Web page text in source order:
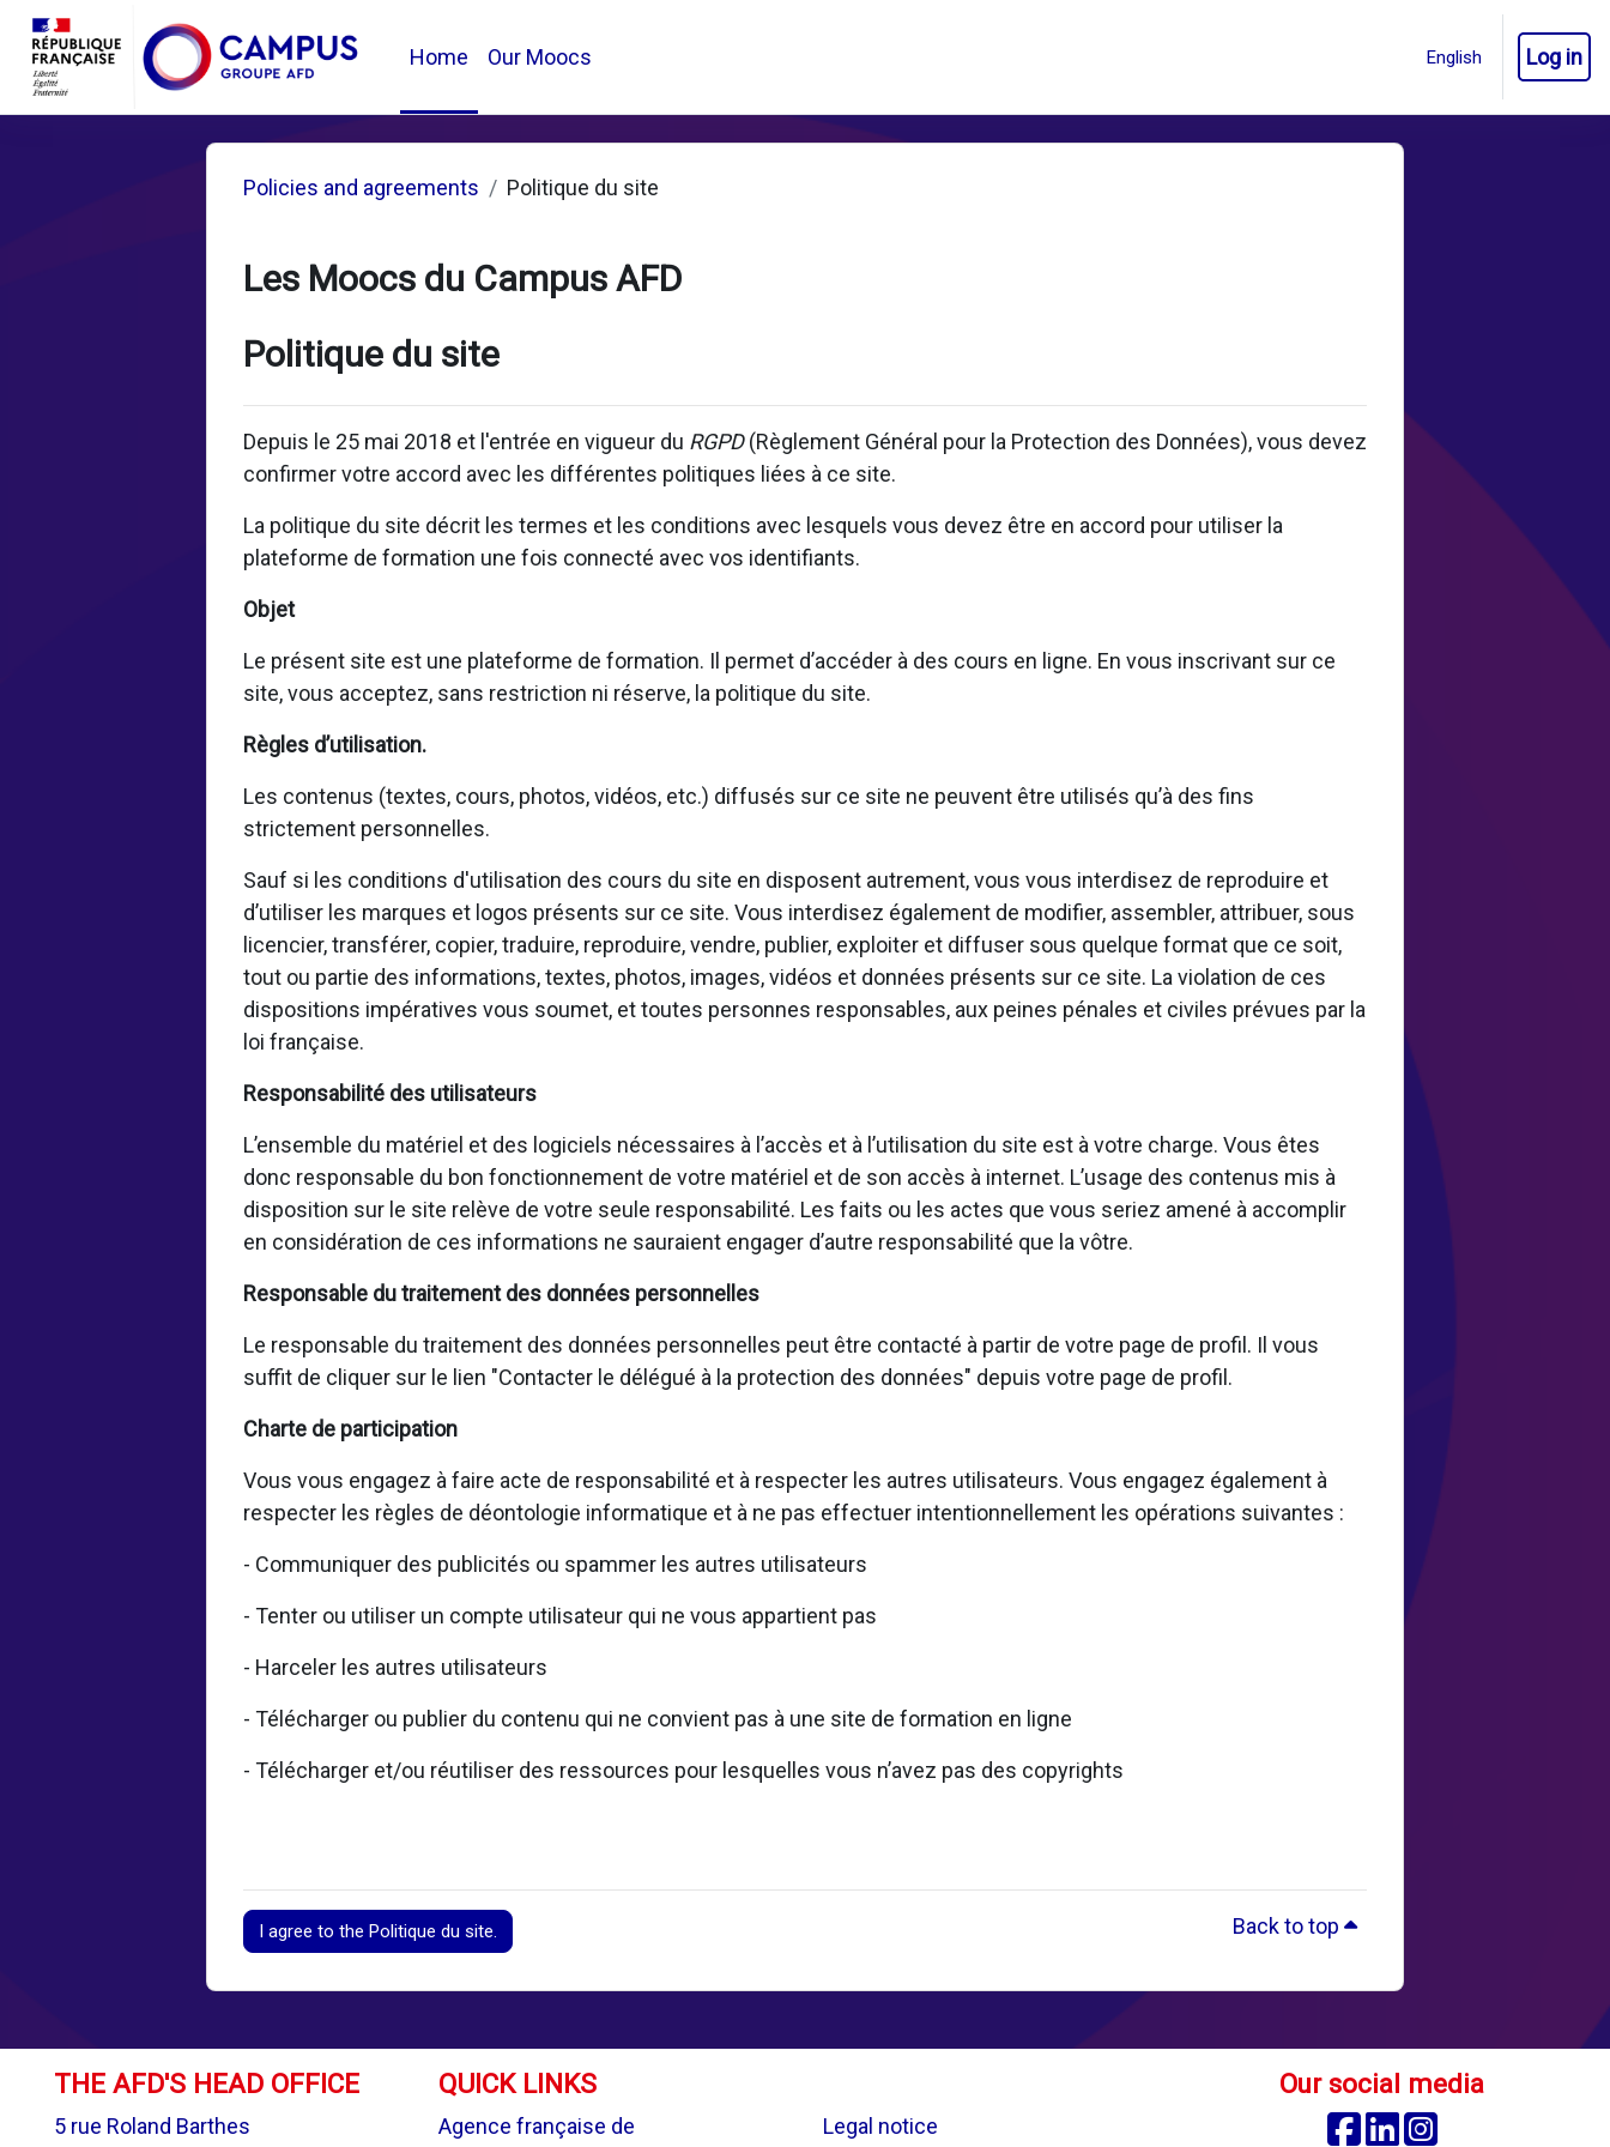
Skip to main content
Home
Our Moocs Log in
Policies and agreements Politique du site
Les Moocs du Campus AFD
Politique du site
Depuis le 25 mai 2018 et l'entrée en vigueur du RGPD(Règlement Général pour la Protection des Données), vous devez
confirmer votre accord avec les différentes politiques liées à ce site.
La politique du site décrit les termes et les conditions avec lesquels vous devez être en accord pour utiliser la
plateforme de formation une fois connecté avec vos identifiants.
Objet
Le présent site est une plateforme de formation. Il permet d’accéder à des cours en ligne. En vous inscrivant sur ce
site, vous acceptez, sans restriction ni réserve, la politique du site.
Règles d’utilisation.
Les contenus (textes, cours, photos, vidéos, etc.) diffusés sur ce site ne peuvent être utilisés qu’à des fins
strictement personnelles.
Sauf si les conditions d'utilisation des cours du site en disposent autrement, vous vous interdisez de reproduire et
d’utiliser les marques et logos présents sur ce site. Vous interdisez également de modifier, assembler, attribuer, sous
licencier, transférer, copier, traduire, reproduire, vendre, publier, exploiter et diffuser sous quelque format que ce soit,
tout ou partie des informations, textes, photos, images, vidéos et données présents sur ce site. La violation de ces
dispositions impératives vous soumet, et toutes personnes responsables, aux peines pénales et civiles prévues par la
loi française.
Responsabilité des utilisateurs
L’ensemble du matériel et des logiciels nécessaires à l’accès et à l’utilisation du site est à votre charge. Vous êtes
donc responsable du bon fonctionnement de votre matériel et de son accès à internet. L’usage des contenus mis à
disposition sur le site relève de votre seule responsabilité. Les faits ou les actes que vous seriez amené à accomplir
en considération de ces informations ne sauraient engager d’autre responsabilité que la vôtre.
Responsable du traitement des données personnelles
Le responsable du traitement des données personnelles peut être contacté à partir de votre page de profil. Il vous
suffit de cliquer sur le lien "Contacter le délégué à la protection des données" depuis votre page de profil.
Charte de participation
Vous vous engagez à faire acte de responsabilité et à respecter les autres utilisateurs. Vous engagez également à
respecter les règles de déontologie informatique et à ne pas effectuer intentionnellement les opérations suivantes :
- Communiquer des publicités ou spammer les autres utilisateurs
- Tenter ou utiliser un compte utilisateur qui ne vous appartient pas
- Harceler les autres utilisateurs
- Télécharger ou publier du contenu qui ne convient pas à une site de formation en ligne
- Télécharger et/ou réutiliser des ressources pour lesquelles vous n’avez pas des copyrights
I agree to the Politique du site. Back to top
THE AFD'S HEAD OFFICE
5 rue Roland Barthes
QUICK LINKS
Agence française de
Legal notice
Our social media
FacebookLinkedin